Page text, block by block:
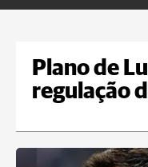
Plano de
regulação